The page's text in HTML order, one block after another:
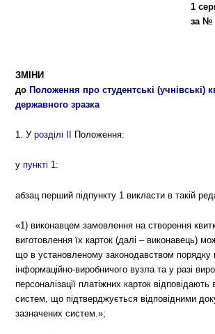
1
за №
ЗМІНИ
доПоложення про студентські (учнівські)
державного зразка
1. Урозділі ІІ Положення:
упункті 1:
абзац перший підпункту 1 викласти в такій
«1) виконавцем замовлення на створення
виготовлення їх карток (далі – виконавець)
що в установленому законодавством порядку
інформаційно-виробничого вузла та у разі
персоналізації платіжних карток
систем, що підтверджується відповідними
зазначених систем.»;